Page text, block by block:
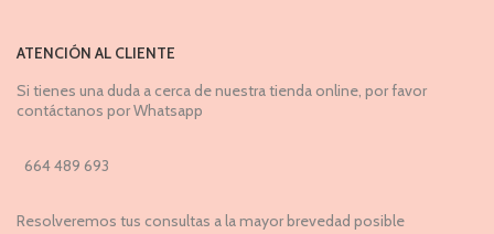
ATENCIÓN AL CLIENTE
Si tienes una duda a cerca de nuestra tienda online, por favor
contáctanos por Whatsapp
664 489 693
Resolveremos tus consultas a la mayor brevedad posible